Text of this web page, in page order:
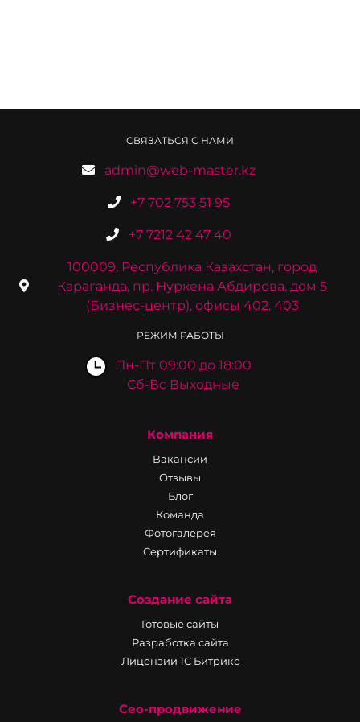
СВЯЗАТЬСЯ С НАМИ
admin@web-master.kz
+7 702 753 51 95
+7 7212 42 47 40
100009, Республика Казахстан, город
Караганда, пр. Нуркена Абдирова, дом 5
(Бизнес-центр), офисы 402, 403
РЕЖИМ РАБОТЫ
Пн-Пт 09:00 до 18:00
Сб-Вс Выходные
Компания
Вакансии
Отзывы
Блог
Команда
Фотогалерея
Сертификаты
Создание сайта
Готовые сайты
Разработка сайта
Лицензии 1С Битрикс
Сео-продвижение